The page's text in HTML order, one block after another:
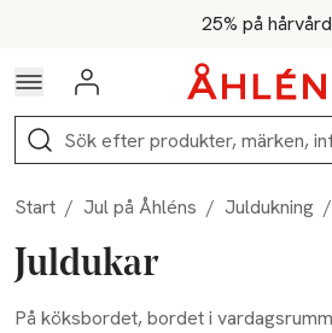
Hoppa till navigationsmenyn25% på
För medlemmar -
Logga in
Sök
Start / Jul på Åhléns / Juldukning /
Juldukar
På köksbordet, bordet i